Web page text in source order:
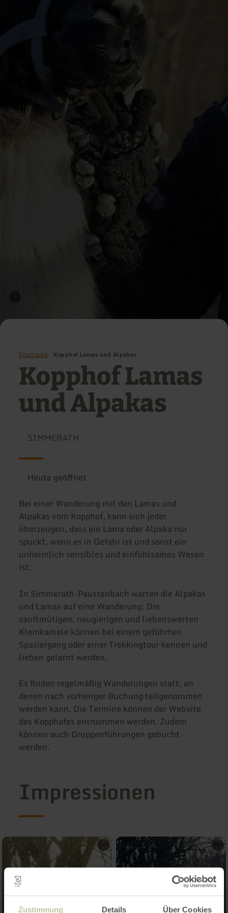
Zustimmung Details Über Cookies
Startseite Kopphof Lamas und Alpakas
Kopphof Lamas
und Alpakas
SIMMERATH
Heute geöffnet
Bei einer Wanderung mit den Lamas und
Alpakas vom Kopphof, kann sich jeder
überzeugen, dass ein Lama oder Alpaka nur
spuckt, wenn es in Gefahr ist und sonst ein
unheimlich sensibles und einfühlsames Wesen
ist.
In Simmerath-Paustenbach warten die Alpakas
und Lamas auf eine Wanderung: Die
sanftmütigen, neugierigen und liebenswerten
Kleinkamele können bei einem geführten
Spaziergang oder einer Trekkingtour kennen und
lieben gelernt werden.
Es finden regelmäßig Wanderungen statt, an
denen nach vorheriger Buchung teilgenommen
werden kann. Die Termine können der Website
des Kopphofes entnommen werden. Zudem
können auch Gruppenführungen gebucht
werden.
Impressionen